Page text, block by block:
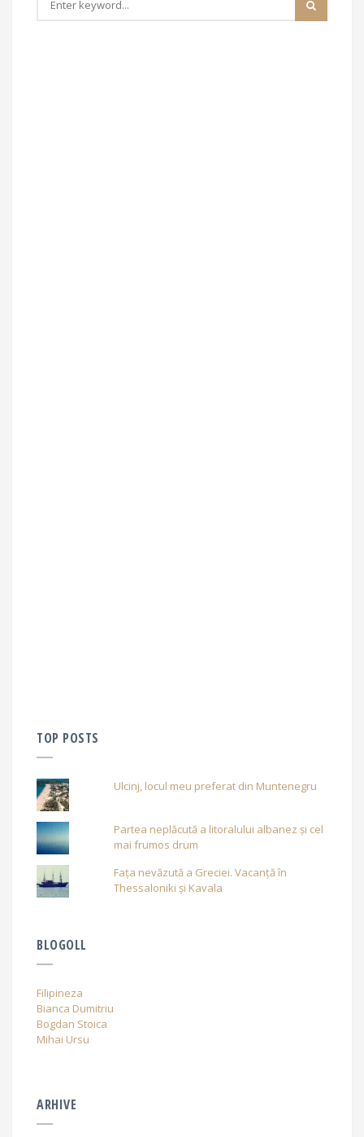
TOP POSTS
Ulcinj, locul meu preferat din Muntenegru
Partea neplăcută a litoralului albanez și cel
mai frumos drum
Fața nevăzută a Greciei. Vacanță în
Thessaloniki și Kavala
BLOGOLL
Filipineza
Bianca Dumitriu
Bogdan Stoica
Mihai Ursu
ARHIVE